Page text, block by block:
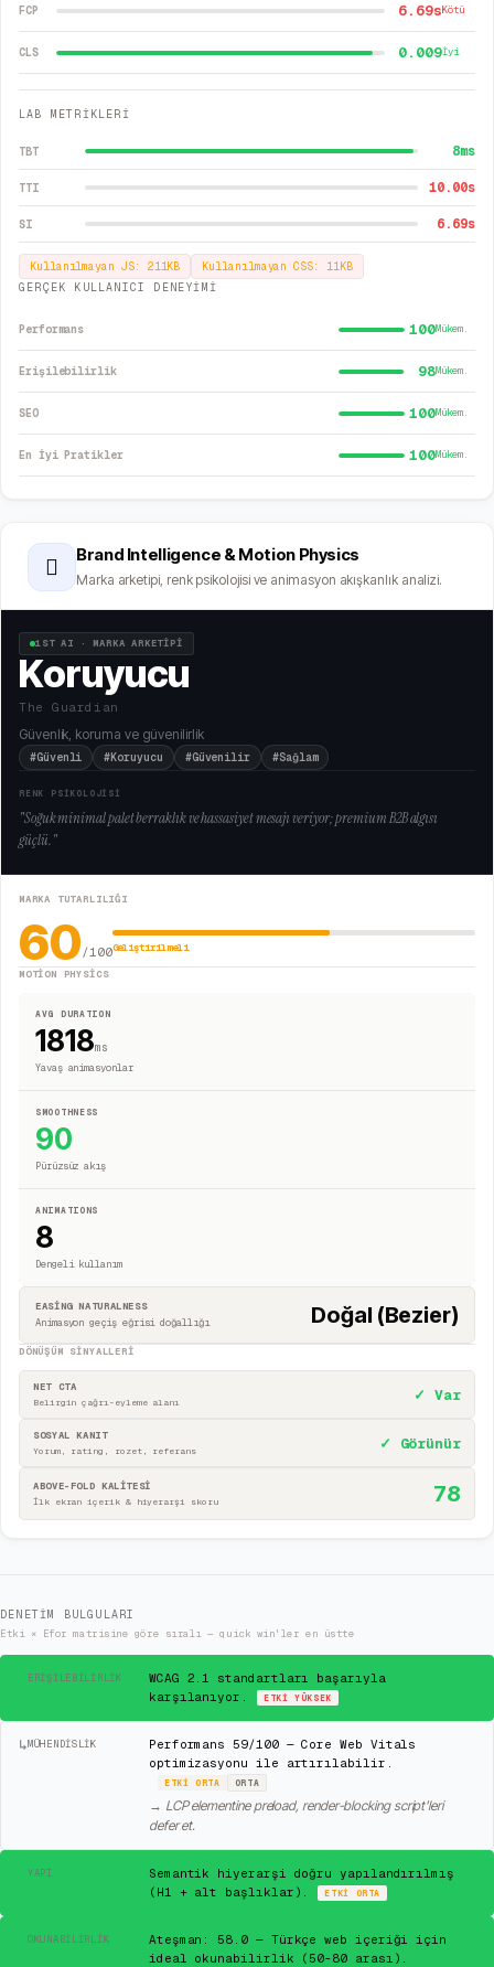
FCP 6.69sKötü
CLS 0.009İyi
LAB METRİKLERİ
TBT 8ms
TTI 10.00s
SI 6.69s
Kullanılmayan JS: 211KB Kullanılmayan CSS: 11KB
GERÇEK KULLANICI DENEYİMİ
Performans 100Mükem.
Erişilebilirlik 98Mükem.
SEO 100Mükem.
En İyi Pratikler 100Mükem.
🫆 Brand Intelligence & Motion Physics
Marka arketipi, renk psikolojisi ve animasyon akışkanlık analizi.
1ST AI · MARKA ARKETİPİ
Koruyucu
The Guardian
Güvenlik, koruma ve güvenilirlik
#Güvenli #Koruyucu #Güvenilir #Sağlam
RENK PSİKOLOJİSİ
"Soğuk minimal palet berraklık ve hassasiyet mesajı veriyor; premium B2B algısı
güçlü."
MARKA TUTARLILIĞI
60/100Geliştirilmeli
MOTION PHYSICS
AVG DURATION
1818ms
Yavaş animasyonlar
SMOOTHNESS
90
Pürüzsüz akış
ANIMATIONS
8
Dengeli kullanım
EASING NATURALNESS
Animasyon geçiş eğrisi doğallığı
Doğal (Bezier)
DÖNÜŞÜM SINYALLERI
NET CTA
Belirgin çağrı-eyleme alanı ✓ Var
SOSYAL KANIT
Yorum, rating, rozet, referans ✓ Görünür
ABOVE-FOLD KALİTESİ
İlk ekran içerik & hiyerarşi skoru 78
DENETIM BULGULARI
Etki × Efor matrisine göre sıralı — quick win'ler en üstte
ERIŞILEBILIRLIK
WCAG 2.1 standartları başarıyla
karşılanıyor.
ETKIYÜKSEK
↳MÜHENDISLIK
Performans 59/100 — Core Web Vitals
optimizasyonu ile artırılabilir.
ETKIORTA ORTA
→ LCP elementine preload, render-blocking script'leri
defer et.
YAPI
Semantik hiyerarşi doğru yapılandırılmış
(H1 + alt başlıklar).
ETKI ORTA
OKUNABILIRLIK
Ateşman: 58.0 — Türkçe web içeriği için
ideal okunabilirlik (50-80 arası).